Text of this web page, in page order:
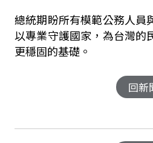
總統期盼所有模範公務人員
以專業守護國家，為台灣的
更穩固的基礎。
回新